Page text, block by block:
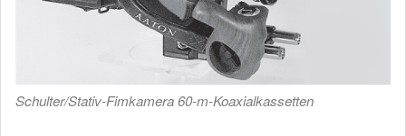
Schulter/Stativ-Fimkamera 60-m-Koaxialkassetten